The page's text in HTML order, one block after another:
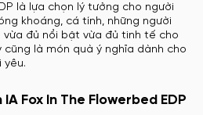
là lựa chọn lý tưởng cho người
khoáng, cá tính, những người
đủ nổi bật vừa đủ tinh tế cho
là món quà ý nghĩa dành cho
yêu.
Fox In The Flowerbed EDP